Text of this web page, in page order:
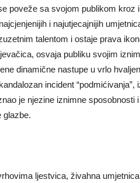
poveže sa svojom publikom
i najutjecajnijih
talentom i ostaje prava
osvaja publiku svojim
dinamične nastupe u vrlo
incident
je njezine iznimne
glazbe.
ljestvica, živahna